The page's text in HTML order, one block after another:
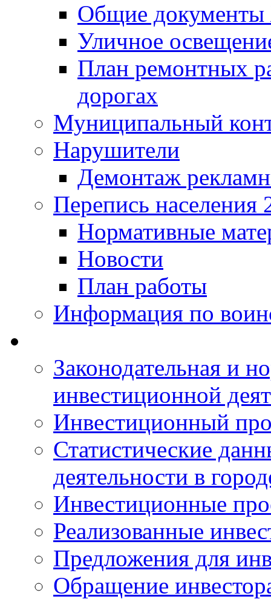
Общие
Уличное
План ремонтных
дорогах
Муниципальный
Нарушители
Демонтаж
Перепись населения
Нормативные
Новости
План работы
Информация по
Законодательная и
инвестиционной
Инвестиционный
Статистические
деятельности в
Инвестиционные
Реализованные
Предложения для
Обращение